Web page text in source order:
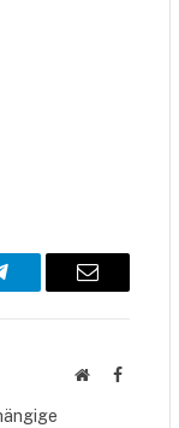
E-
WebsiteFacebook